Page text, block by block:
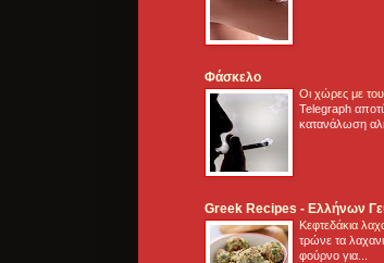
Φάσκελο
Οι χώρες με
Telegraph
κατανάλωση
Greek Recipes - Ελλήνων
Κεφτεδάκια
τρώνε τα
φούρνο για...